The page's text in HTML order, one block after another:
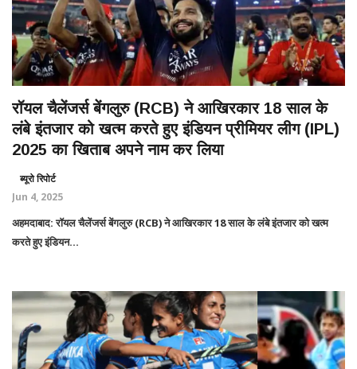
रॉयल चैलेंजर्स बेंगलुरु (RCB) ने आखिरकार 18 साल के
लंबे इंतजार को खत्म करते हुए इंडियन प्रीमियर लीग (IPL)
2025 का खिताब अपने नाम कर लिया
ब्यूरो रिपोर्ट
Jun 4, 2025
अहमदाबाद: रॉयल चैलेंजर्स बेंगलुरु (RCB) ने आखिरकार 18 साल के लंबे इंतजार को खत्म
करते हुए इंडियन...